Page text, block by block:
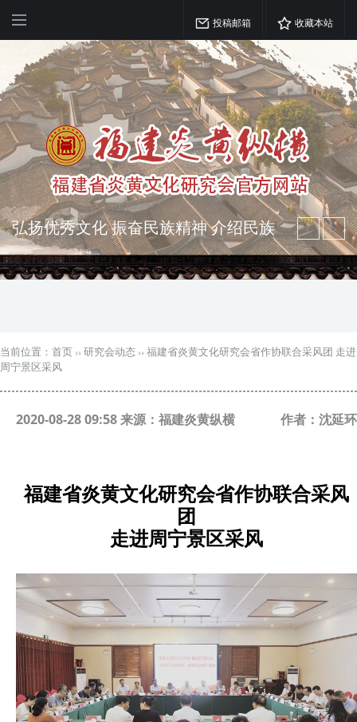
投稿邮箱 收藏本站
弘扬优秀文化 振奋民族精神 介绍民族
瑰宝 宣传中华精英
突出海西特色 报道台港澳侨 坚持古为
当前位置： 首页 ›› 研究会动态 ›› 福建省炎黄文化研究会省作协联合采风团 走进
周宁景区采风
2020-08-28 09:58 来源：福建炎黄纵横 作者：沈延环
福建省炎黄文化研究会省作协联合采风
团
走进周宁景区采风